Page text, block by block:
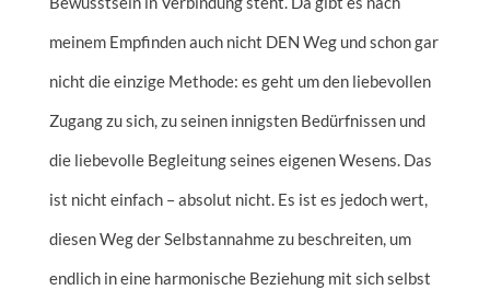
meinem Empfinden auch nicht DEN Weg und schon gar
nicht die einzige Methode: es geht um den liebevollen
Zugang zu sich, zu seinen innigsten Bedürfnissen und
die liebevolle Begleitung seines eigenen Wesens. Das
ist nicht einfach – absolut nicht. Es ist es jedoch wert,
diesen Weg der Selbstannahme zu beschreiten, um
endlich in eine harmonische Beziehung mit sich selbst